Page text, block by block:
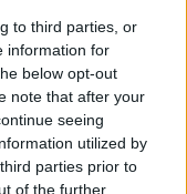
to third parties, or
information for
below opt-out
note that after your
seeing
utilized by
parties prior to
of the further
Google News και